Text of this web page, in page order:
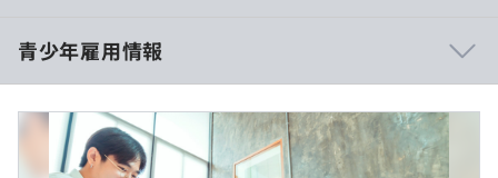
入社後全体研修を行います。
各部に配属後は、部内で必要に応じて研修が行われます。
■所定労働時間超過分は1分単位で全額支給
■賞与：年2回
■想定年収：初年度298.2万円＋残業代＋各種手当
※2年目以降は業績連動賞与の支給あり
■次年度の処遇は評価により決定
青少年雇用情報
過去３年間の新卒採用者数・離職者数